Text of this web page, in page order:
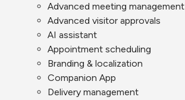
Advanced meeting management
Advanced visitor approvals
AI assistant
Appointment scheduling
Branding & localization
Companion App
Delivery management